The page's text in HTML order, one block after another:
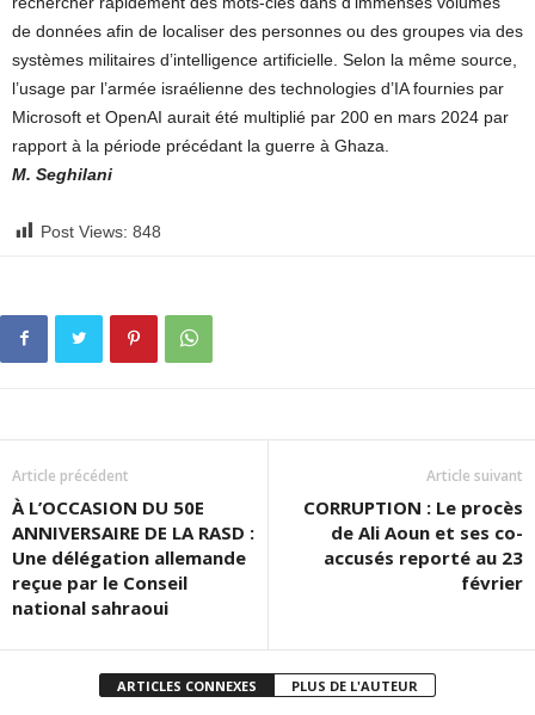
de données afin de localiser des personnes ou des groupes via des
systèmes militaires d’intelligence artificielle. Selon la même source,
l’usage par l’armée israélienne des technologies d’IA fournies par
Microsoft et OpenAI aurait été multiplié par 200 en mars 2024 par
rapport à la période précédant la guerre à Ghaza.
M. Seghilani
Post Views: 848
Article précédent
À L’OCCASION DU 50E
ANNIVERSAIRE DE LA RASD :
Une délégation allemande
reçue par le Conseil
national sahraoui
Article suivant
CORRUPTION : Le procès
de Ali Aoun et ses co-
accusés reporté au 23
février
ARTICLES CONNEXES PLUS DE L'AUTEUR